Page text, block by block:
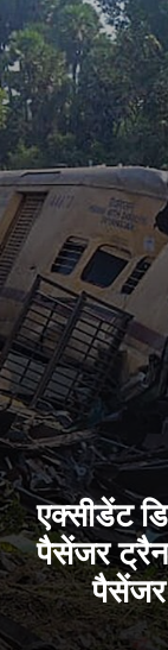
एक्सीडेंट
पैसेंजर ट्रैन
पैसेंजर